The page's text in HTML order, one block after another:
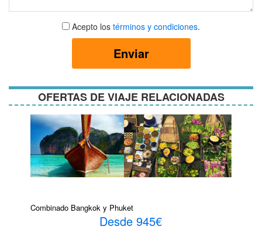
Aceptar
términos
Acepto los términos y condiciones.
Enviar
OFERTAS DE VIAJE RELACIONADAS
Combinado Bangkok y Phuket
Desde 945€